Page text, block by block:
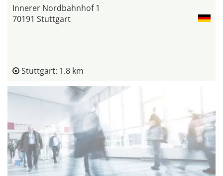
Innerer Nordbahnhof 1
70191 Stuttgart
Stuttgart: 1.8 km